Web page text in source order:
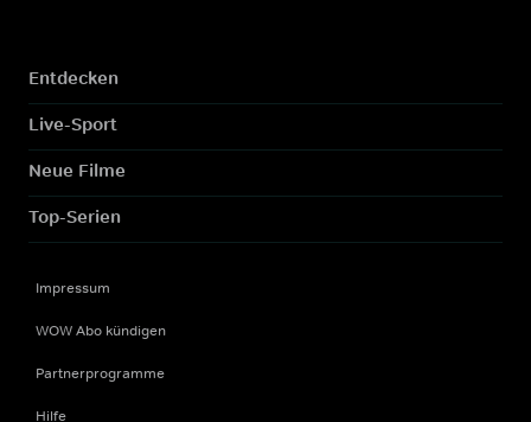
Entdecken
Live-Sport
Neue Filme
Top-Serien
Impressum
WOW Abo kündigen
Partnerprogramme
Hilfe